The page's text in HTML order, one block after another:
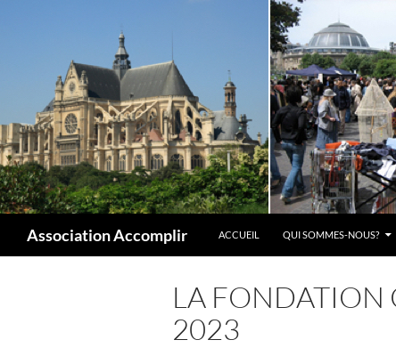
Association Accomplir ACCUEIL QUI SOMMES-NOUS?
LA FONDATION
2023